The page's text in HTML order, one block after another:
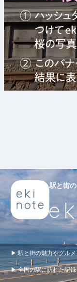
駅と街
▶ 駅と街の魅力やグル
▶ 全国の駅に訪れた記録